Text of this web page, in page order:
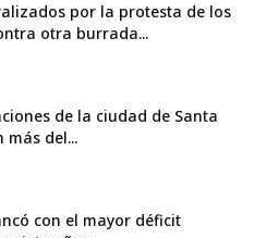
por la protesta de los
otra burrada...
de la ciudad de Santa
más del...
con el mayor déficit